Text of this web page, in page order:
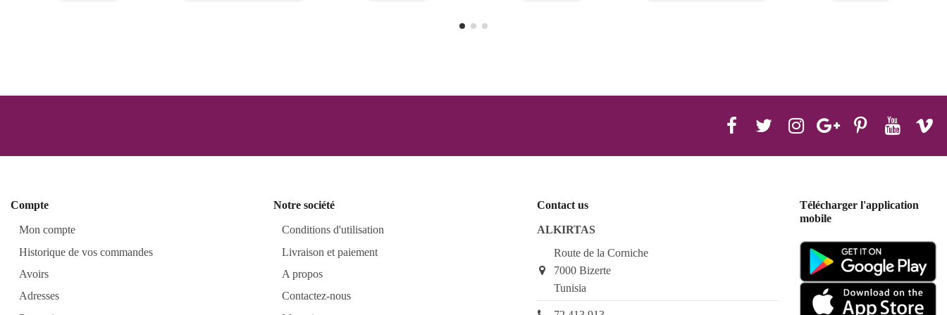
Compte
Mon compte
Historique de vos commandes
Avoirs
Adresses
Notre société
Conditions d'utilisation
Livraison et paiement
A propos
Contactez-nous
Contact us
ALKIRTAS
Route de la Corniche
7000 Bizerte
Tunisia
Télécharger l'application
mobile